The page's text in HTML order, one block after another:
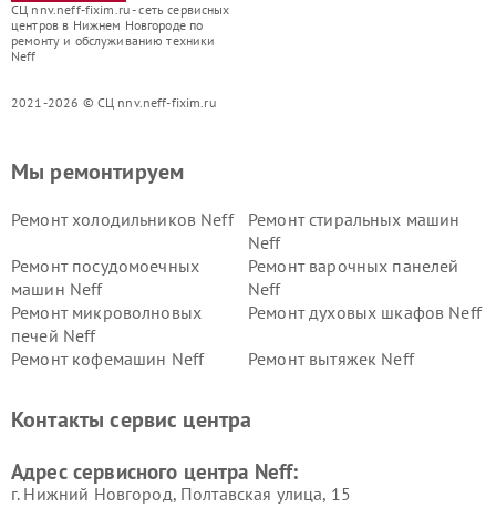
СЦ nnv.neff-fixim.ru - сеть сервисных
центров в Нижнем Новгороде по
ремонту и обслуживанию техники
Neff
2021-2026 © СЦ nnv.neff-fixim.ru
Мы ремонтируем
Ремонт холодильников Neff
Ремонт стиральных машин
Neff
Ремонт посудомоечных
машин Neff
Ремонт варочных панелей
Neff
Ремонт микроволновых
печей Neff
Ремонт духовых шкафов Neff
Ремонт кофемашин Neff Ремонт вытяжек Neff
Контакты сервис центра
Адрес сервисного центра Neff:
г. Нижний Новгород, Полтавская улица, 15